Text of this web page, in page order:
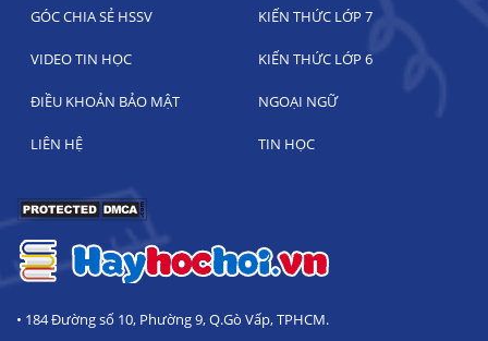
GÓC CHIA SẺ HSSV KIẾN THỨC LỚP 7
VIDEO TIN HỌC KIẾN THỨC LỚP 6
ĐIỀU KHOẢN BẢO MẬT NGOẠI NGỮ
LIÊN HỆ TIN HỌC
• 184 Đường số 10, Phường 9, Q.Gò Vấp, TPHCM.